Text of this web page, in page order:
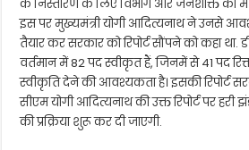
के निस्तारण के लिए विभाग और जनशक्ति को
इस पर मुख्यमंत्री योगी आदित्यनाथ ने उनसे
तैयार कर सरकार को रिपोर्ट सौंपने को कहा था.
वर्तमान में 82 पद स्वीकृत हैं, जिनमें से 41 पद
स्वीकृति देने की आवश्यकता है। इसकी रिपोर्ट
सीएम योगी आदित्यनाथ की उक्त रिपोर्ट पर हरी
की प्रक्रिया शुरू कर दी जाएगी.